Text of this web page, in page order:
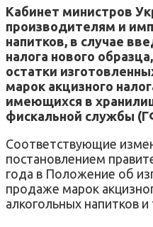
Кабинет министров
производителям и
напитков, в случае
налога нового
остатки
марок акцизного
имеющихся в
фискальной службы
Соответствующие
постановлением
года в Положение об
продаже марок
алкогольных напитков